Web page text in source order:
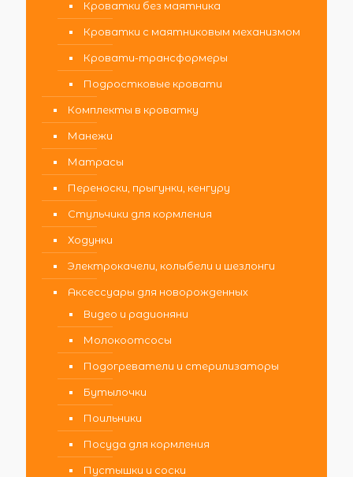
Кроватки без маятника
Кроватки с маятниковым механизмом
Кровати-трансформеры
Подростковые кровати
Комплекты в кроватку
Манежи
Матрасы
Переноски, прыгунки, кенгуру
Стульчики для кормления
Ходунки
Электрокачели, колыбели и шезлонги
Аксессуары для новорожденных
Видео и радионяни
Молокоотсосы
Подогреватели и стерилизаторы
Бутылочки
Поильники
Посуда для кормления
Пустышки и соски